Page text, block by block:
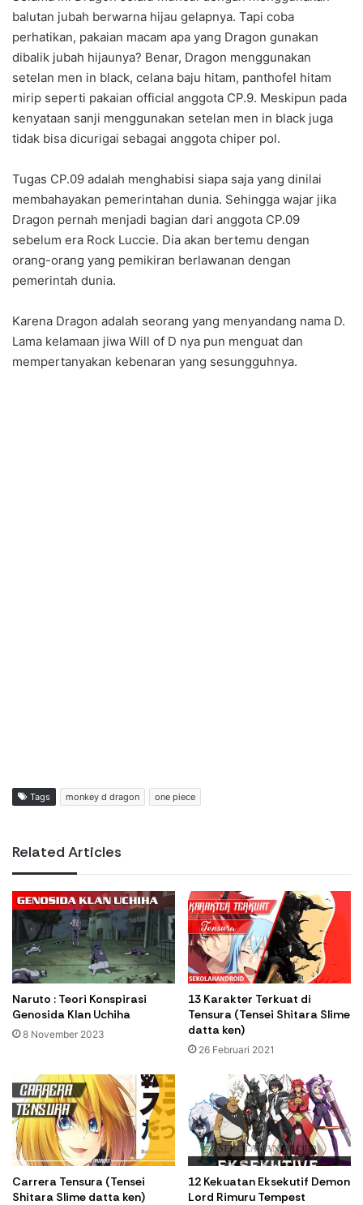
balutan jubah berwarna hijau gelapnya. Tapi coba
perhatikan, pakaian macam apa yang Dragon gunakan
dibalik jubah hijaunya? Benar, Dragon menggunakan
setelan men in black, celana baju hitam, panthofel hitam
mirip seperti pakaian official anggota CP.9. Meskipun pada
kenyataan sanji menggunakan setelan men in black juga
tidak bisa dicurigai sebagai anggota chiper pol.
Tugas CP.09 adalah menghabisi siapa saja yang dinilai
membahayakan pemerintahan dunia. Sehingga wajar jika
Dragon pernah menjadi bagian dari anggota CP.09
sebelum era Rock Luccie. Dia akan bertemu dengan
orang-orang yang pemikiran berlawanan dengan
pemerintah dunia.
Karena Dragon adalah seorang yang menyandang nama D.
Lama kelamaan jiwa Will of D nya pun menguat dan
mempertanyakan kebenaran yang sesungguhnya.
Tags monkey d dragon one piece
Related Articles
Naruto : Teori Konspirasi
Genosida Klan Uchiha
8 November 2023
13 Karakter Terkuat di
Tensura (Tensei Shitara Slime
datta ken)
26 Februari 2021
Carrera Tensura (Tensei
Shitara Slime datta ken)
12 Kekuatan Eksekutif Demon
Lord Rimuru Tempest